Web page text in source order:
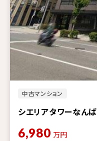
中古マンション
シエリアタワーなんば
6,980 万円